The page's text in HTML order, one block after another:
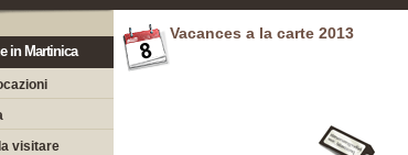
in Martinica
visitare
Vacances a la carte 2013